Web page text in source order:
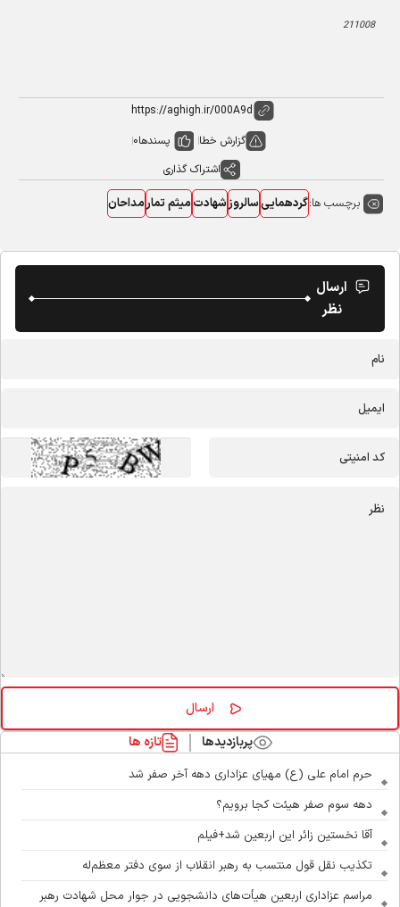
211008
گزارش خطا پسندها0
اشتراک گذاری
برچسب ها:گردهماییسالروزشهادتمیثم تمارمداحان
ارسال
نظر
پربازدیدها تازه ها
حرم امام علی (ع) مهیای عزاداری دهه آخر صفر شد
دهه سوم صفر هیئت کجا برویم؟
آقا نخستین زائر این اربعین شد+فیلم
تکذیب نقل قول منتسب به رهبر انقلاب از سوی دفتر معظم‌له
مراسم عزاداری اربعین هیأت‌های دانشجویی در جوار محل شهادت رهبر